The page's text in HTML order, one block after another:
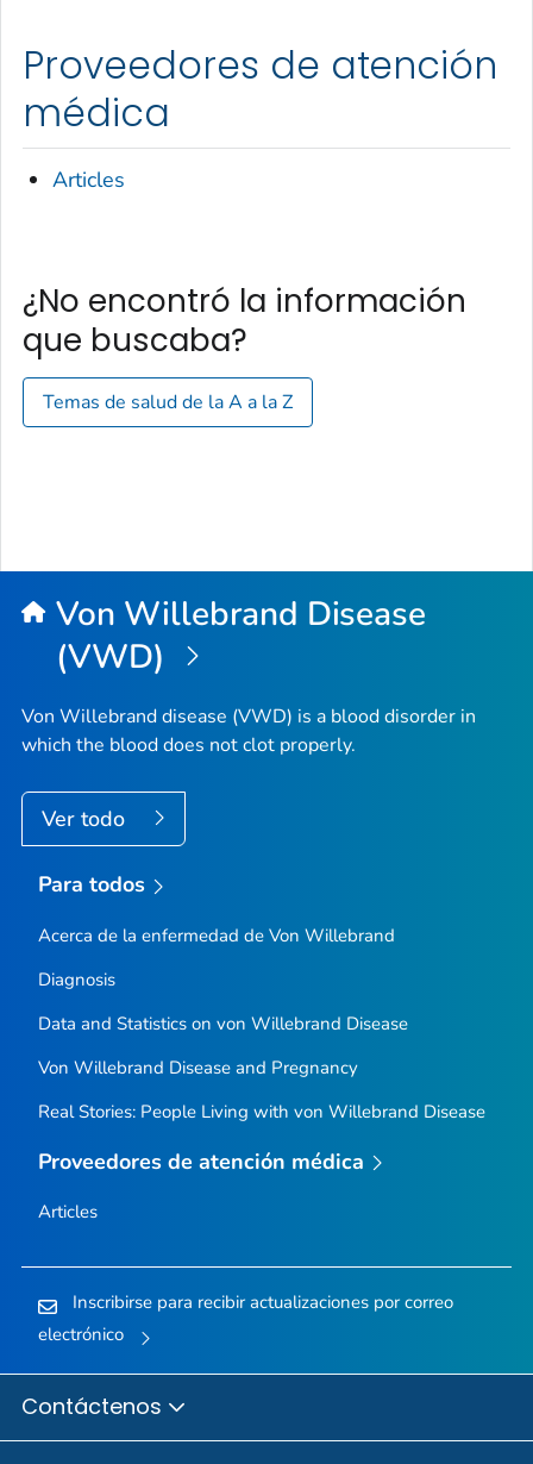
Proveedores de atención
médica
Articles
¿No encontró la información
que buscaba?
Temas de salud de la A a la Z
Von Willebrand Disease
(VWD)
Von Willebrand disease (VWD) is a blood disorder in
which the blood does not clot properly.
Ver todo
Para todos
Acerca de la enfermedad de Von Willebrand
Diagnosis
Data and Statistics on von Willebrand Disease
Von Willebrand Disease and Pregnancy
Real Stories: People Living with von Willebrand Disease
Proveedores de atención médica
Articles
Inscribirse para recibir actualizaciones por correo
electrónico
Contáctenos